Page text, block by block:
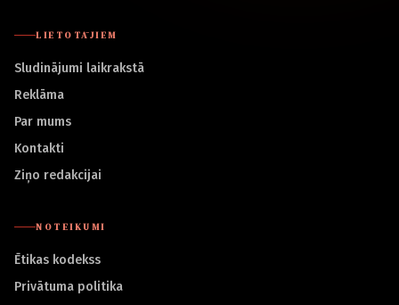
LIETOTĀJIEM
Sludinājumi laikrakstā
Reklāma
Par mums
Kontakti
Ziņo redakcijai
NOTEIKUMI
Ētikas kodekss
Privātuma politika